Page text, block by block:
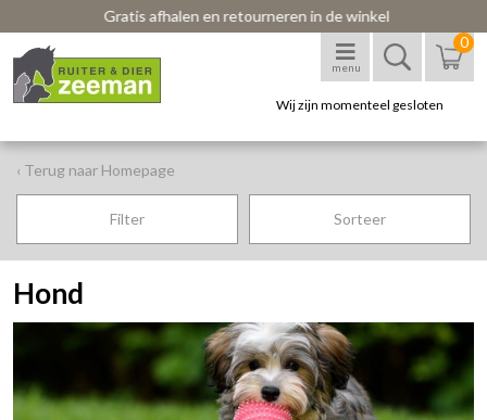
Gratis afhalen en retourneren in de winkel
menu
0
Wij zijn momenteel gesloten
‹ Terug naar Homepage
Filter Sorteer
Hond